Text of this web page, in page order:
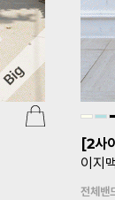
[기
링터
두겹복